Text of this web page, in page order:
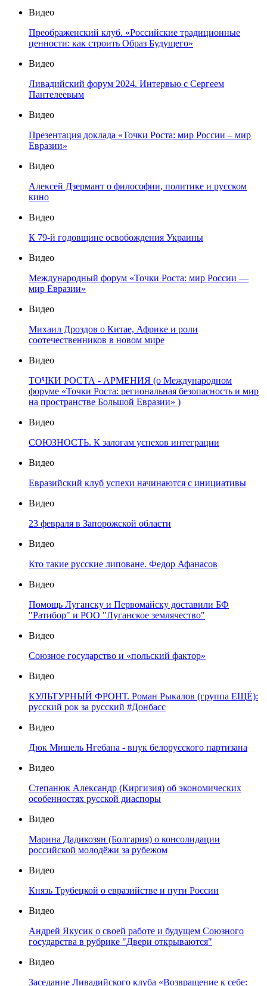
Видео
Преображенский клуб. «Российские традиционные
ценности: как строить Образ Будущего»
Видео
Ливадийский форум 2024. Интервью с Сергеем
Пантелеевым
Видео
Презентация доклада «Точки Роста: мир России – мир
Евразии»
Видео
Алексей Дзермант о философии, политике и русском
кино
Видео
К 79-й годовщине освобождения Украины
Видео
Международный форум «Точки Роста: мир России —
мир Евразии»
Видео
Михаил Дроздов о Китае, Африке и роли
соотечественников в новом мире
Видео
ТОЧКИ РОСТА - АРМЕНИЯ (о Международном
форуме «Точки Роста: региональная безопасность и мир
на пространстве Большой Евразии» )
Видео
СОЮЗНОСТЬ. К залогам успехов интеграции
Видео
Евразийский клуб успехи начинаются с инициативы
Видео
23 февраля в Запорожской области
Видео
Кто такие русские липоване. Федор Афанасов
Видео
Помощь Луганску и Первомайску доставили БФ
"Ратибор" и РОО "Луганское землячество"
Видео
Союзное государство и «польский фактор»
Видео
КУЛЬТУРНЫЙ ФРОНТ. Роман Рыкалов (группа ЕЩЁ):
русский рок за русский #Донбасс
Видео
Дюк Мишель Нгебана - внук белорусского партизана
Видео
Степанюк Александр (Киргизия) об экономических
особенностях русской диаспоры
Видео
Марина Дадикозян (Болгария) о консолидации
российской молодёжи за рубежом
Видео
Князь Трубецкой о евразийстве и пути России
Видео
Андрей Якусик о своей работе и будущем Союзного
государства в рубрике "Двери открываются"
Видео
Заседание Ливадийского клуба «Возвращение к себе: